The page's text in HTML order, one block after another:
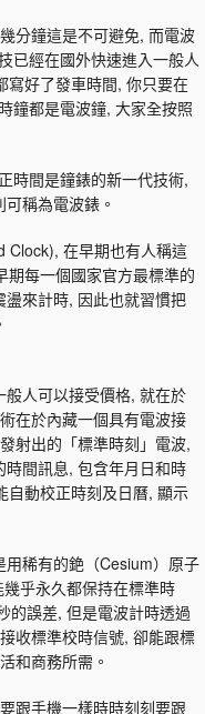
分鐘這是不可避免, 而電波
已經在國外快速進入一般人
寫好了發車時間, 你只要在
鐘都是電波鐘, 大家全按照
時間是鐘錶的新一代技術,
稱為電波錶。
Clock), 在早期也有人稱這
每一個國家官方最標準的
來計時, 因此也就習慣把
人可以接受價格, 就在於
在於內藏一個具有電波接
射出的「標準時刻」電波,
間訊息, 包含年月日和時
自動校正時刻及日曆, 顯示
稀有的銫（Cesium）原子
乎永久都保持在標準時
的誤差, 但是電波計時透過
收標準校時信號, 卻能跟標
和商務所需。
跟手機一樣時時刻刻要跟